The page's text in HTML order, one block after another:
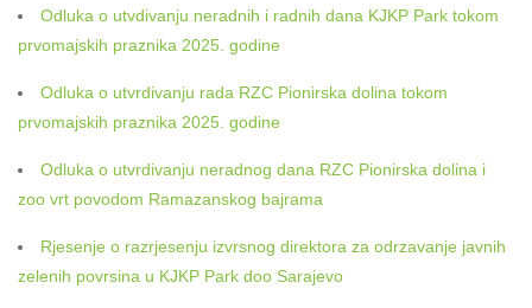
Odluka o utvdivanju neradnih i radnih dana KJKP Park tokom
prvomajskih praznika 2025. godine
Odluka o utvrdivanju rada RZC Pionirska dolina tokom
prvomajskih praznika 2025. godine
Odluka o utvrdivanju neradnog dana RZC Pionirska dolina i
zoo vrt povodom Ramazanskog bajrama
Rjesenje o razrjesenju izvrsnog direktora za odrzavanje javnih
zelenih povrsina u KJKP Park doo Sarajevo